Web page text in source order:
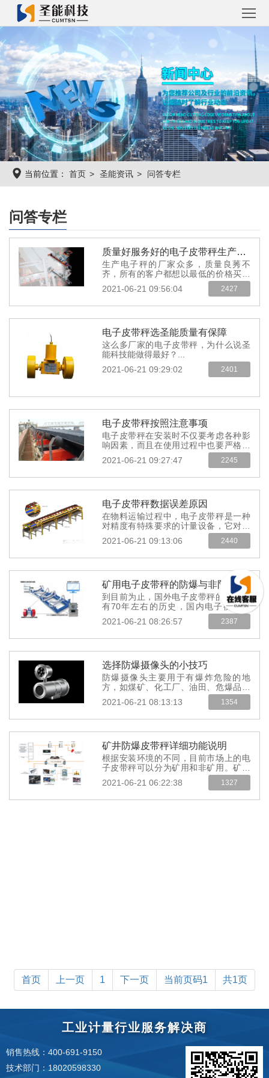
首
页
圣
能
产
品
工
程
案
工
程
圣
圣
系
当前位置： 首页 圣能资讯 问答专栏
问答专栏
质量好服务好的电子皮带秤生产厂家
生产电子秤的厂家众多，质量良莠不
齐，所有的客户都想以最低的价格买到
最好的产品，这种想法无可厚非，也不
现实，但圣能科...
2021-06-21 09:56:04 2427
电子皮带秤选圣能质量有保障
这么多厂家的电子皮带秤，为什么说圣
能科技能做得最好？...
2021-06-21 09:29:02
2401
电子皮带秤按照注意事项
电子皮带秤在安装时不仅要考虑各种影
响因素，而且在使用过程中也要严格要
求，谨慎操作，以保证物料在运输过
程...
2021-06-21 09:27:47 2245
电子皮带秤数据误差原因
在物料运输过程中，电子皮带秤是一种
对精度有特殊要求的计量设备，它对精
度的要求很高，误差大，维护量大，因
而很难发...
2021-06-21 09:13:06 2440
矿用电子皮带秤的防爆与非防爆分类
到目前为止，国外电子皮带秤的发展已
有70年左右的历史，国内电子衡器从
1965年发展到现在已...
2021-06-21 08:26:57 2387
选择防爆摄像头的小技巧
防爆摄像头主要用于有爆炸危险的地
方，如煤矿、化工厂、油田、危爆品仓
库等。如果这些地...
2021-06-21 08:13:13 1354
矿井防爆皮带秤详细功能说明
根据安装环境的不同，目前市场上的电
子皮带秤可以分为矿用和非矿用。矿山
用高精度井下电子秤对工艺和设...
2021-06-21 06:22:38 1327
首页 上一页 1 下一页 当前页码1 共1页
工业计量行业服务解决商
销售热线：400-691-9150
技术部门：18020598330